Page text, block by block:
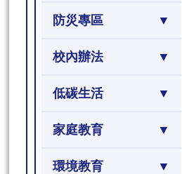
防災專區
校內辦法
低碳生活
家庭教育
環境教育